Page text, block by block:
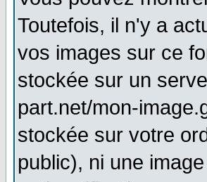
Toutefois, il n'y a
vos images sur ce
stockée sur un
part.net/mon-
stockée sur votre
public), ni une